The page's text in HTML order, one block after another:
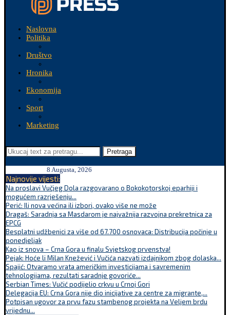
Naslovna
Politika
Društvo
Hronika
Ekonomija
Sport
Marketing
Pretraga
8 Augusta, 2026
Najnovije vijesti:
Na proslavi Vučjeg Dola razgovarano o Bokokotorskoj eparhiji i
mogućem razrješenju...
Perić: Ili nova većina ili izbori, ovako više ne može
Dragaš: Saradnja sa Masdarom je najvažnija razvojna prekretnica za
EPCG
Besplatni udžbenici za više od 67.700 osnovaca: Distribucija počinje u
ponedjeljak
Kao iz snova – Crna Gora u finalu Svjetskog prvenstva!
Pejak: Hoće li Milan Knežević i Vučića nazvati izdajnikom zbog dolaska...
Spajić: Otvaramo vrata američkim investicijama i savremenim
tehnologijama, rezultati saradnje govoriće...
Serbian Times: Vučić podijelio crkvu u Crnoj Gori
Delegacija EU: Crna Gora nije dio inicijative za centre za migrante,...
Potpisan ugovor za prvu fazu stambenog projekta na Veljem brdu
vrijednu...